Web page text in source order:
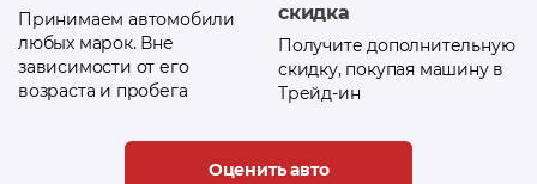
Принимаем автомобили
любых марок. Вне
зависимости от его
возраста и пробега
скидка
Получите дополнительную
скидку, покупая машину в
Трейд-ин
Оценить авто